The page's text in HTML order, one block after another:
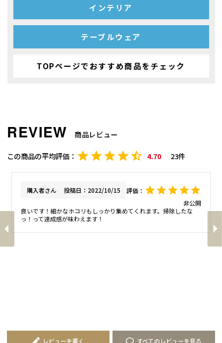
インテリア
テーブルウェア
TOPページでおすすめ商品をチェック
商品レビュー
4.70 23
購入者
非公開
投稿日 2022/10/15
良いです！細かなホコリもしっかり集めてくれます。掃除したな
すべてのレビューを見る
レビューを書く